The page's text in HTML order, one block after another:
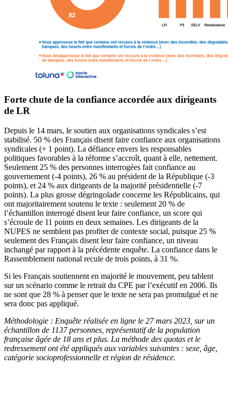
Forte chute de la confiance accordée aux dirigeants
de LR
Depuis le 14 mars, le soutien aux organisations syndicales s’est
stabilisé. 50 % des Français disent faire confiance aux organisations
syndicales (+ 1 point). La défiance envers les responsables
politiques favorables à la réforme s’accroît, quant à elle, nettement.
Seulement 25 % des personnes interrogées fait confiance au
gouvernement (-4 points), 26 % au président de la République (-3
points), et 24 % aux dirigeants de la majorité présidentielle (-7
points). La plus grosse dégringolade concerne les Républicains, qui
ont majoritairement soutenu le texte : seulement 20 % de
l’échantillon interrogé disent leur faire confiance, un score qui
s’écroule de 11 points en deux semaines. Les dirigeants de la
NUPES ne semblent pas profiter de contexte social, puisque 25 %
seulement des Français disent leur faire confiance, un niveau
inchangé par rapport à la précédente enquête. La confiance dans le
Rassemblement national recule de trois points, à 31 %.
Si les Français soutiennent en majorité le mouvement, peu tablent
sur un scénario comme le retrait du CPE par l’exécutif en 2006. Ils
ne sont que 28 % à penser que le texte ne sera pas promulgué et ne
sera donc pas appliqué.
Méthodologie : Enquête réalisée en ligne le 27 mars 2023, sur un
échantillon de 1137 personnes, représentatif de la population
française âgée de 18 ans et plus. La méthode des quotas et le
redressement ont été appliqués aux variables suivantes : sexe, âge,
catégorie socioprofessionnelle et région de résidence.